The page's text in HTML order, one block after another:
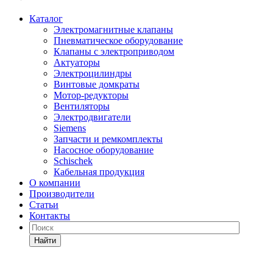
Каталог
Электромагнитные клапаны
Пневматическое оборудование
Клапаны с электроприводом
Актуаторы
Электроцилиндры
Винтовые домкраты
Мотор-редукторы
Вентиляторы
Электродвигатели
Siemens
Запчасти и ремкомплекты
Насосное оборудование
Schischek
Кабельная продукция
О компании
Производители
Статьи
Контакты
Найти